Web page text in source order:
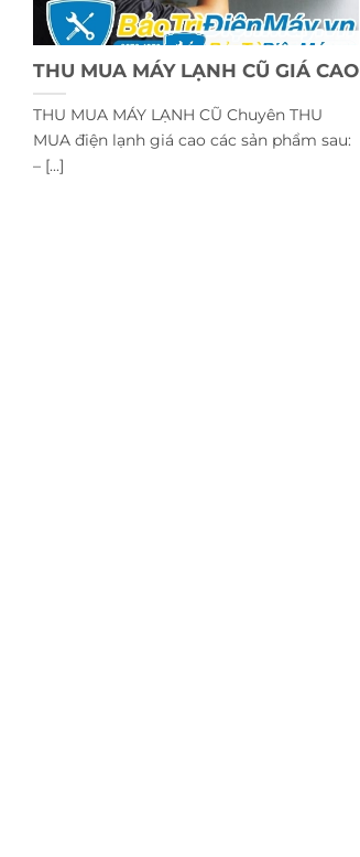
THU MUA MÁY LẠNH CŨ GIÁ CAO
THU MUA MÁY LẠNH CŨ Chuyên THU
MUA điện lạnh giá cao các sản phẩm sau:
– [...]